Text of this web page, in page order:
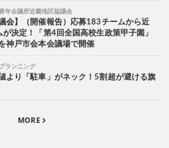
年会議所近畿地区協議会
会】（開催報告）応募183チームから近
決定！「第4回全国高校生政策甲子園」
神戸市会本会議場で開催
ランニング
より「駐車」がネック！5割超が避ける旗
MORE